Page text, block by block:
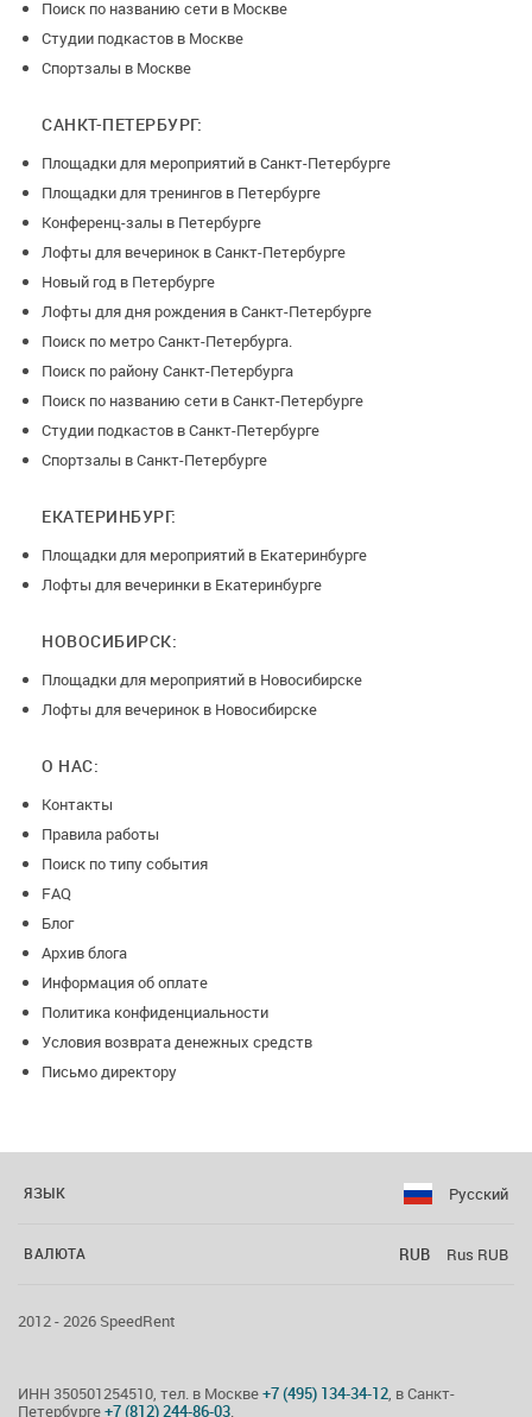
Поиск по названию сети в Москве
Студии подкастов в Москве
Спортзалы в Москве
САНКТ-ПЕТЕРБУРГ:
Площадки для мероприятий в Санкт-Петербурге
Площадки для тренингов в Петербурге
Конференц-залы в Петербурге
Лофты для вечеринок в Санкт-Петербурге
Новый год в Петербурге
Лофты для дня рождения в Санкт-Петербурге
Поиск по метро Санкт-Петербурга.
Поиск по району Санкт-Петербурга
Поиск по названию сети в Санкт-Петербурге
Студии подкастов в Санкт-Петербурге
Спортзалы в Санкт-Петербурге
ЕКАТЕРИНБУРГ:
Площадки для мероприятий в Екатеринбурге
Лофты для вечеринки в Екатеринбурге
НОВОСИБИРСК:
Площадки для мероприятий в Новосибирске
Лофты для вечеринок в Новосибирске
О НАС:
Контакты
Правила работы
Поиск по типу события
FAQ
Блог
Архив блога
Информация об оплате
Политика конфиденциальности
Условия возврата денежных средств
Письмо директору
ЯЗЫК Русский
ВАЛЮТА RUB Rus RUB
2012 - 2026 SpeedRent
ИНН 350501254510, тел. в Москве+7 (495) 134-34-12, в Санкт-
Петербурге+7 (812) 244-86-03.